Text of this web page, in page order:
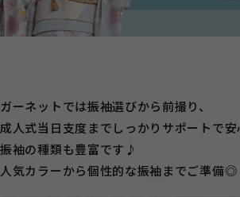
ガーネットでは振袖選びから前撮り、
成人式当日支度までしっかりサポートで安
振袖の種類も豊富です♪
人気カラーから個性的な振袖までご準備◎